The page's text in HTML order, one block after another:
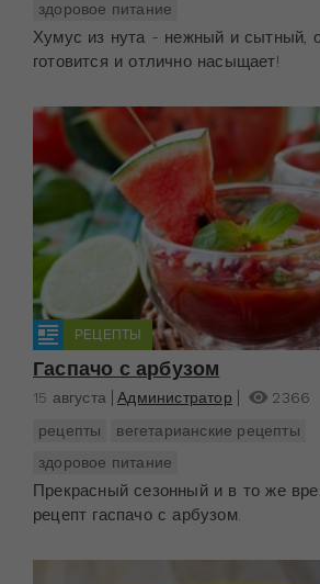
здоровое питание
Хумус из нута - нежный и сытный,
готовится и отлично насыщает!
РЕЦЕПТЫ
Гаспачо с арбузом
15 августа Администратор
2366
рецепты
вегетарианские рецепты
здоровое питание
Прекрасный сезонный и в то же
рецепт гаспачо с арбузом.